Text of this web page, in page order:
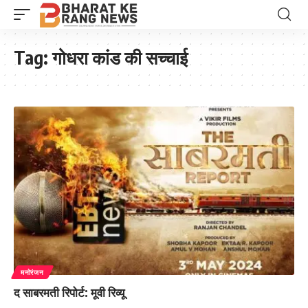
Tag:गोधरा कांड की सच्चाई
मनोरंजन
द साबरमती रिपोर्ट: मूवी रिव्यू